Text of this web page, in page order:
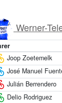
Werner-
Joop Zoetemelk
José Manuel
Julián Berrendero
Delio Rodriguez